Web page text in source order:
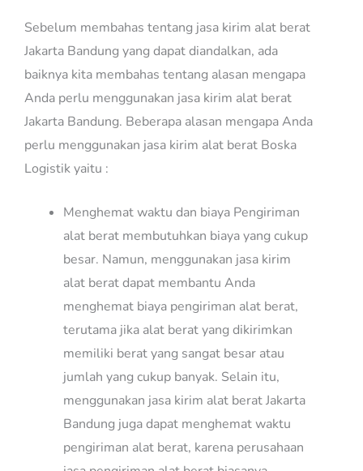
Sebelum membahas tentang jasa kirim alat berat
Jakarta Bandung yang dapat diandalkan, ada
baiknya kita membahas tentang alasan mengapa
Anda perlu menggunakan jasa kirim alat berat
Jakarta Bandung. Beberapa alasan mengapa Anda
perlu menggunakan jasa kirim alat berat Boska
Logistik yaitu :
Menghemat waktu dan biaya Pengiriman
alat berat membutuhkan biaya yang cukup
besar. Namun, menggunakan jasa kirim
alat berat dapat membantu Anda
menghemat biaya pengiriman alat berat,
terutama jika alat berat yang dikirimkan
memiliki berat yang sangat besar atau
jumlah yang cukup banyak. Selain itu,
menggunakan jasa kirim alat berat Jakarta
Bandung juga dapat menghemat waktu
pengiriman alat berat, karena perusahaan